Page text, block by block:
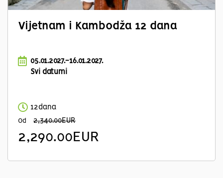
Vijetnam i Kambodža 12 dana
05.01.2027.-16.01.2027.
Svi datumi
12dana
Od 2,340.00EUR
2,290.00EUR